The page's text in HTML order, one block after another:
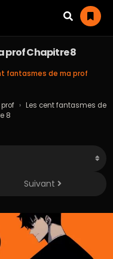
prof Chapitre 8
fantasmes de ma prof
› Les cent fantasmes de
8
Suivant